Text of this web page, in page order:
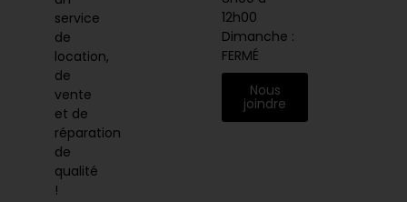
service
de
location,
de
vente
et de
réparation
de
qualité
!
12h00
Dimanche :
FERMÉ
Nous
joindre